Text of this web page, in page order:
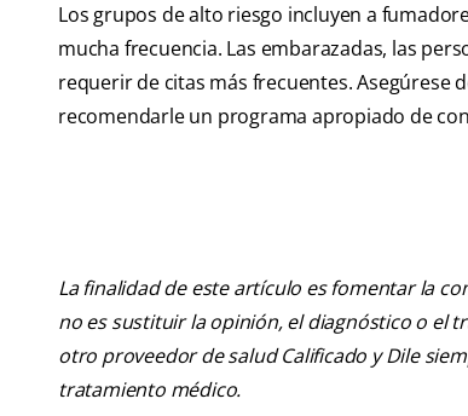
Los grupos de alto riesgo incluyen a
mucha frecuencia. Las embarazadas, las
requerir de citas más frecuentes. Asegúrese
recomendarle un programa apropiado de
La finalidad de este artículo es fomentar la
no es sustituir la opinión, el diagnóstico o el
otro proveedor de salud Calificado y Dile
tratamiento médico.